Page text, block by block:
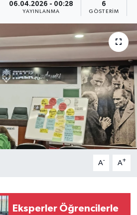
06.04.2026 - 00:28
YAYINLANMA
6
GÖSTERIM
A- A+
Eksperler Öğrencilerle